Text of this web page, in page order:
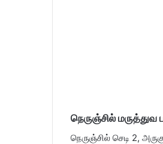
நெருஞ்சில்
நெருஞ்சில் செடி 2,